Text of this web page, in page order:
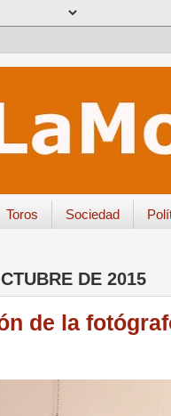
Toros Sociedad
DE 2015
de la